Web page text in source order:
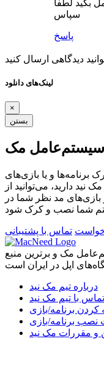
سپاس
پاسخ
لینک‌های دانلود
×
بستن
مک
و یا بازی‌های
دارید، می‌توانید از
بازی‌های مد نظر شما در
تماس با پشتیبانی
مک و برترین منبع
درباره تیم مک نید
تماس با تیم مک نید
برنامه/بازی
برنامه/بازی
و مقررات مک نید